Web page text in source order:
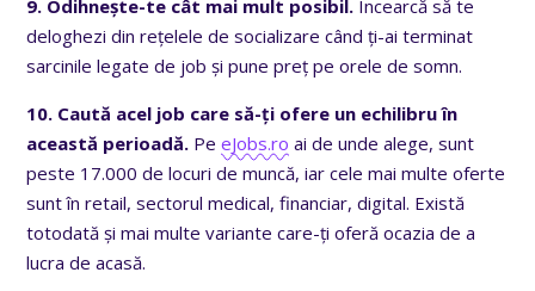
9. Odihnește-te cât mai mult posibil. Încearcă să te
deloghezi din rețelele de socializare când ți-ai terminat
sarcinile legate de job și pune preț pe orele de somn.
10. Caută acel job care să-ți ofere un echilibru în
această perioadă. PeeJobs.ro ai de unde alege, sunt
peste 17.000 de locuri de muncă, iar cele mai multe oferte
sunt în retail, sectorul medical, financiar, digital. Există
totodată și mai multe variante care-ți oferă ocazia de a
lucra de acasă.